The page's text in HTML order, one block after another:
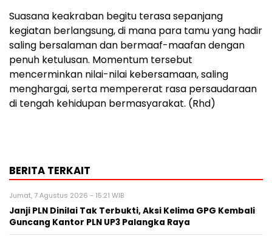
Suasana keakraban begitu terasa sepanjang
kegiatan berlangsung, di mana para tamu yang hadir
saling bersalaman dan bermaaf-maafan dengan
penuh ketulusan. Momentum tersebut
mencerminkan nilai-nilai kebersamaan, saling
menghargai, serta mempererat rasa persaudaraan
di tengah kehidupan bermasyarakat. (Rhd)
BERITA TERKAIT
Jumat, 7 Agustus 2026 - 15:21 WIB
Janji PLN Dinilai Tak Terbukti, Aksi Kelima GPG Kembali
Guncang Kantor PLN UP3 Palangka Raya